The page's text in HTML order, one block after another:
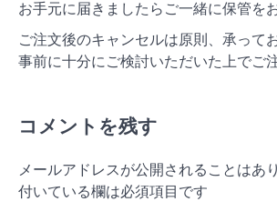
お手元に届きましたらご一緒に保管を
ご注文後のキャンセルは原則、承って
事前に十分にご検討いただいた上でご
コメントを残す
メールアドレスが公開されることはあ
付いている欄は必須項目です